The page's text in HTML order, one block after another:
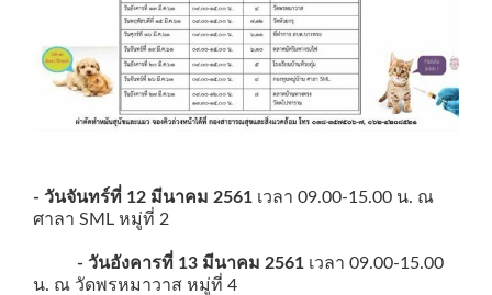
- วันจันทร์ที่ 12 มีนาคม 2561 เวลา 09.00-15.00 น. ณ
ศาลา SML หมู่ที่ 2
- วันอังคารที่ 13 มีนาคม 2561 เวลา 09.00-15.00
น. ณ วัดพรหมาวาส หมู่ที่ 4